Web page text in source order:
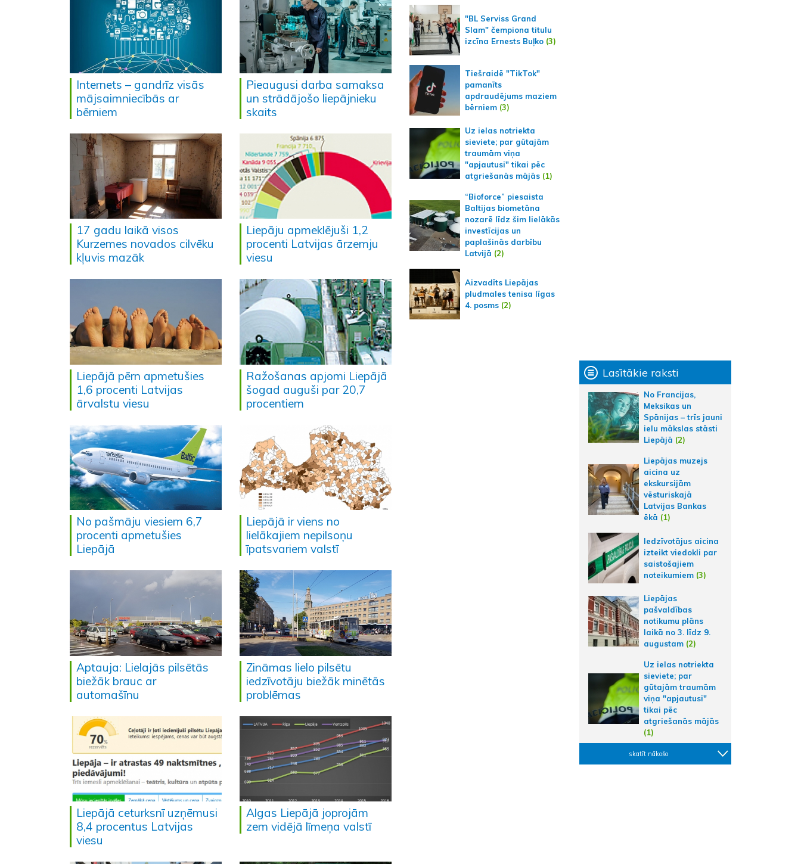
Internets – gandrīz visās
mājsaimniecībās ar
bērniem
Pieaugusi darba samaksa
un strādājošo liepājnieku
skaits
17 gadu laikā visos
Kurzemes novados cilvēku
kļuvis mazāk
Liepāju apmeklējuši 1,2
procenti Latvijas ārzemju
viesu
Liepājā pērn apmetušies
1,6 procenti Latvijas
ārvalstu viesu
Ražošanas apjomi Liepājā
šogad auguši par 20,7
procentiem
No pašmāju viesiem 6,7
procenti apmetušies
Liepājā
Liepājā ir viens no
lielākajiem nepilsoņu
īpatsvariem valstī
Aptauja: Lielajās pilsētās
biežāk brauc ar
automašīnu
Zināmas lielo pilsētu
iedzīvotāju biežāk minētās
problēmas
Liepājā ceturksnī uzņēmusi
8,4 procentus Latvijas
viesu
Algas Liepājā joprojām
zem vidējā līmeņa valstī
"BL Serviss Grand
Slam" čempiona titulu
izcīna Ernests Buļko (3)
Tiešraidē "TikTok"
pamanīts
apdraudējums maziem
bērniem (3)
Uz ielas notriekta
sieviete; par gūtajām
traumām viņa
"apjautusi" tikai pēc
atgriešanās mājās (1)
“Bioforce” piesaista
Baltijas biometāna
nozarē līdz šim lielākās
investīcijas un
paplašinās darbību
Latvijā (2)
Aizvadīts Liepājas
pludmales tenisa līgas
4. posms (2)
Lasītākie raksti
No Francijas,
Meksikas un
Spānijas – trīs jauni
ielu mākslas stāsti
Liepājā (2)
Liepājas muzejs
aicina uz
ekskursijām
vēsturiskajā
Latvijas Bankas
ēkā (1)
Iedzīvotājus aicina
izteikt viedokli par
saistošajiem
noteikumiem (3)
Liepājas
pašvaldības
notikumu plāns
laikā no 3. līdz 9.
augustam (2)
Uz ielas notriekta
sieviete; par
gūtajām traumām
viņa "apjautusi"
tikai pēc
atgriešanās mājās
(1)
skatīt nākošo